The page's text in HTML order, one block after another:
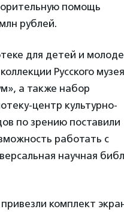
помощь
рублей.
для детей и
Русского
а также набор
центр культурно-
по зрению поставили
работать с
научная
комплект